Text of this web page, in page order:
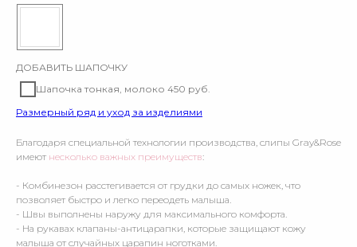
ДОБАВИТЬ ШАПОЧКУ
Шапочка тонкая, молоко 450 руб.
Размерный ряд и уход за изделиями
Благодаря специальной технологии производства, слипы Gray&Rose
имеют несколько важных преимуществ:
- Комбинезон расстегивается от грудки до самых ножек, что
позволяет быстро и легко переодеть малыша.
- Швы выполнены наружу для максимального комфорта.
- На рукавах клапаны-антицарапки, которые защищают кожу
малыша от случайных царапин ноготками.